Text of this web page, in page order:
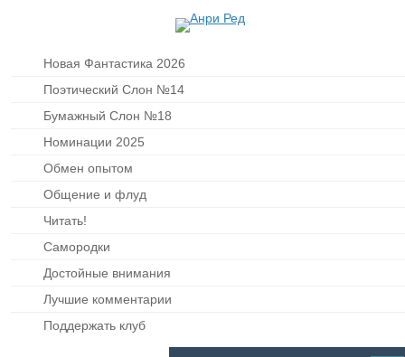
Новая Фантастика 2026
Поэтический Слон №14
Бумажный Слон №18
Номинации 2025
Обмен опытом
Общение и флуд
Читать!
Самородки
Достойные внимания
Лучшие комментарии
Поддержать клуб